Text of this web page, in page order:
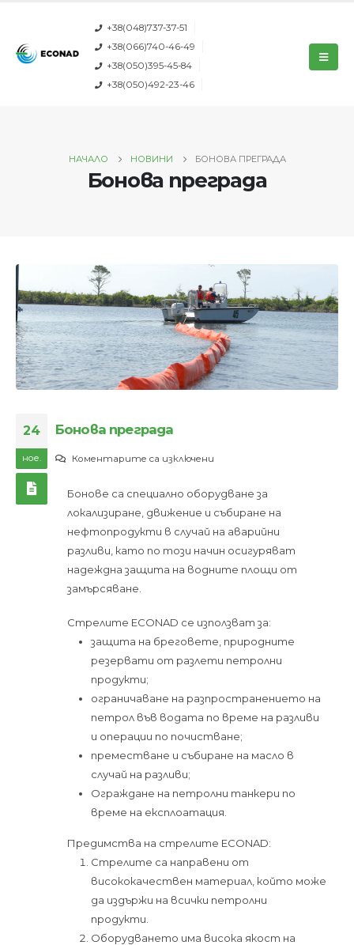
+38(048)737-37-51
+38(066)740-46-49
+38(050)395-45-84
+38(050)492-23-46
НАЧАЛО НОВИНИ БОНОВА ПРЕГРАДА
Бонова преграда
24
ное.
Бонова преграда
Коментарите са изключениза
преграда
Бонове са специално оборудване за
локализиране, движение и събиране на
нефтопродукти в случай на аварийни
разливи, като по този начин осигуряват
надеждна защита на водните площи от
замърсяване.
Стрелите ECONAD се използват за:
защита на бреговете, природните
резервати от разлети петролни
продукти;
ограничаване на разпространението на
петрол във водата по време на разливи
и операции по почистване;
преместване и събиране на масло в
случай на разливи;
Ограждане на петролни танкери по
време на експлоатация.
Предимства на стрелите ECONAD:
Стрелите са направени от
висококачествен материал, който може
да издържи на всички петролни
продукти.
Оборудването има висока якост на